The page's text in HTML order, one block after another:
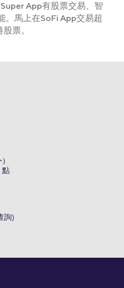
App有股票交易、智
。馬上在SoFi App交易超
票。
點
詢)